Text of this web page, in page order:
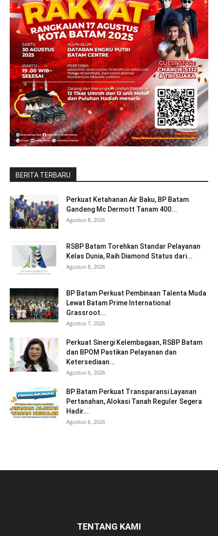
BERITA TERBARU
Perkuat Ketahanan Air Baku, BP Batam
Gandeng Mc Dermott Tanam 400...
Agustus 8, 2026
RSBP Batam Torehkan Standar Pelayanan
Kelas Dunia, Raih Diamond Status dari...
Agustus 8, 2026
BP Batam Perkuat Pembinaan Talenta Muda
Lewat Batam Prime International
Grassroot...
Agustus 7, 2026
Perkuat Sinergi Kelembagaan, RSBP Batam
dan BPOM Pastikan Pelayanan dan
Ketersediaan...
Agustus 6, 2026
BP Batam Perkuat Transparansi Layanan
Pertanahan, Alokasi Tanah Reguler Segera
Hadir...
Agustus 6, 2026
TENTANG KAMI